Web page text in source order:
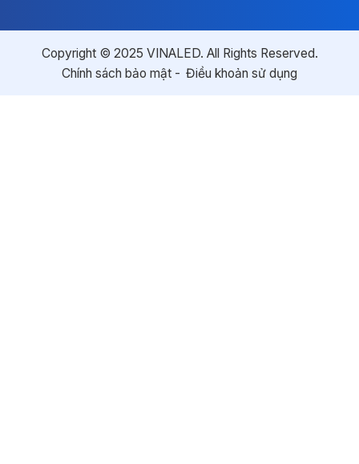
Copyright © 2025 VINALED. All Rights Reserved.
Chính sách bảo mật
Điều khoản sử dụng